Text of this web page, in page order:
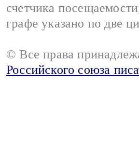
счетчика
графе указано по две
© Все права
Российского союза